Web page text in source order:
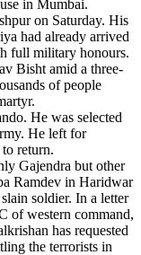
in Mumbai.
on Saturday. His
had already arrived
full military honours.
Bisht amid a three-
of people
He was selected
He left for
return.
Gajendra but other
Ramdev in Haridwar
soldier. In a letter
of western command,
has requested
the terrorists in